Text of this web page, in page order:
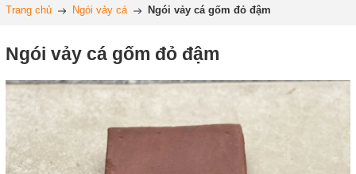
Trang chủ Ngói vảy cá Ngói vảy cá gốm đỏ đậm
Ngói vảy cá gốm đỏ đậm